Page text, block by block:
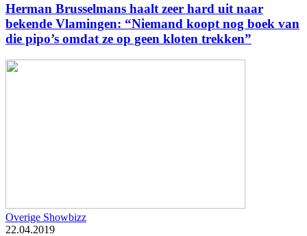
Herman Brusselmans haalt zeer hard uit naar
bekende Vlamingen: “Niemand koopt nog boek van
die pipo’s omdat ze op geen kloten trekken”
Overige Showbizz
22.04.2019